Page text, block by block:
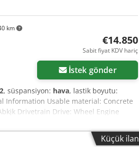
km
€14.850
Sabit fiyat KDV hariç
İstek gönder
, süspansiyon: hava, lastik boyutu:
Information Usable material: Concrete
Drivetrain Drive: Wheel Engine
Air suspension Rear axle 1: Steered
weight: 39,000 kg
Küçük ilan